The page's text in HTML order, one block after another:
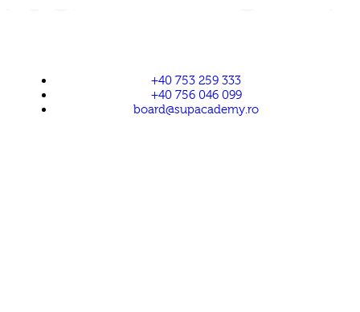
+40 753 259 333
+40 756 046 099
board@supacademy.ro